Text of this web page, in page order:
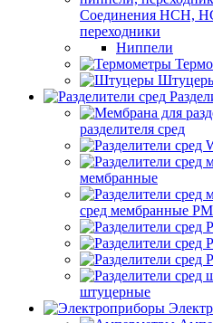
Соединения НСН,
переходники
Ниппели
разделителя сред
мембранные
сред мембранные РМ
штуцерные